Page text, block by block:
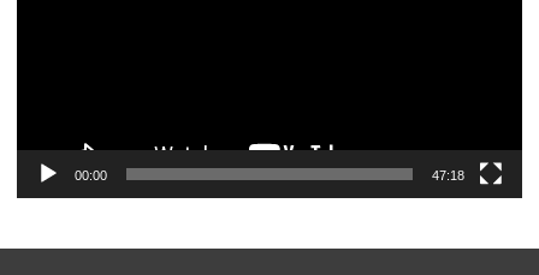
00:00 47:18